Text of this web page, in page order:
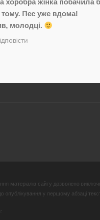
хоробра жінка побачила
тому. Пес уже вдома!
молодці.
матеріалів сайту дозволено
опублікування у першому абзаці